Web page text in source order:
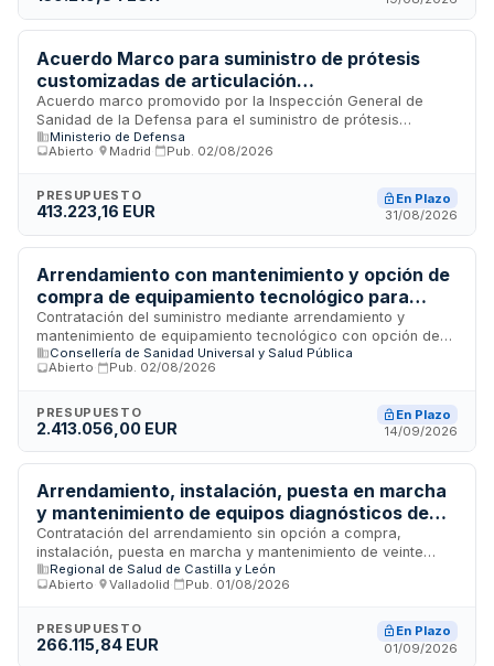
Acuerdo Marco para suministro de prótesis
customizadas de articulación
temporomandibular en cirugía oral y
maxilofacial del Ministerio de Defensa
Acuerdo marco promovido por la Inspección General de
Sanidad de la Defensa para el suministro de prótesis
customizadas de articulación temporomandibular destinadas
a procedimientos de cirugía oral y maxilofacial. El contrato,
de Contratos del Sector Público, establece las condiciones
generales que regirán los futuros contratos de suministro
incluyendo requisitos de calidad, formación del personal
sanitario y actualización tecnológica.
Ministerio de Defensa
Abierto
Madrid Pub. 02/08/2026
PRESUPUESTO
413.223,16 EUR
En Plazo
31/08/2026
Arrendamiento con mantenimiento y opción de
compra de equipamiento tecnológico para
servicios clínicos del Hospital General
Universitario de Castellón
Contratación del suministro mediante arrendamiento y
mantenimiento de equipamiento tecnológico con opción de
compra final, destinado a los servicios de oftalmología,
neumología, digestivo, unidad de cuidados intensivos,
Castellón. El contrato se regirá por las disposiciones de la
Ley de Contratos del Sector Público y se adjudicará
mediante procedimiento abierto, requiriendo la presentación
de documentación administrativa, técnica y económica en
sobres electrónicos diferenciados.
Consellería de Sanidad Universal y Salud Pública
Abierto
Pub. 02/08/2026
PRESUPUESTO
2.413.056,00 EUR
En Plazo
14/09/2026
Arrendamiento, instalación, puesta en marcha
y mantenimiento de equipos diagnósticos de
monitorización sanitaria digital para atención
primaria de la Gerencia Regional de Salud de
Castilla y León
Contratación del arrendamiento sin opción a compra,
instalación, puesta en marcha y mantenimiento de veinte
equipos diagnósticos de monitorización sanitaria digital en
formato de fácil transporte, con integración de datos en la
atención primaria de la Gerencia Regional de Salud de
Castilla y León. El servicio incluye la prestación técnica
Regional de Salud de Castilla y León
Abierto
Valladolid Pub. 01/08/2026
PRESUPUESTO
266.115,84 EUR
En Plazo
01/09/2026